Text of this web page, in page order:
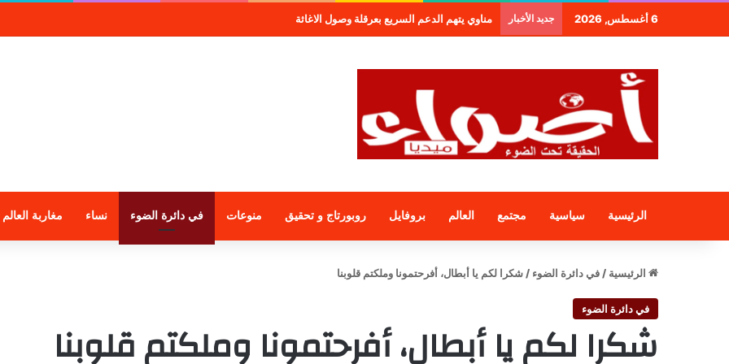
6 أغسطس, 2026 جديد الأخبار طنجة.. مجموعة فندقية جديدة لمجموعة الراجحي الاستثمارية
الرئيسية سياسية مجتمع العالم بروفايل روبورتاج و تحقيق منوعات في دائرة الضوء نساء مغاربة العالم
الرئيسية / في دائرة الضوء / شكرا لكم يا أبطال، أفرحتمونا وملكتم قلوبنا
في دائرة الضوء
شكرا لكم يا أبطال، أفرحتمونا وملكتم قلوبنا